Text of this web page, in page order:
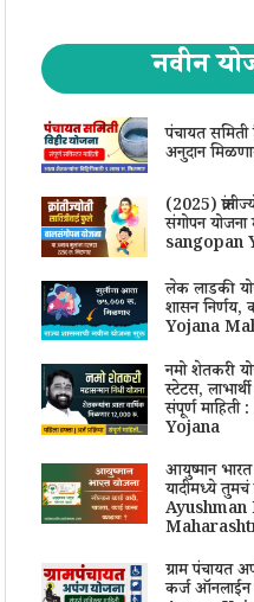
नवीन
पंचायत समिती
अनुदान
(2025)
संगोपन योजना
sangopan
लेक लाडकी
शासन
Yojana
नमो शेतकरी
स्टेटस,
संपूर्ण
Yojana
आयुष्मान भारत
यादीमध्ये
ग्राम पंचायत
कर्ज ऑनलाईन